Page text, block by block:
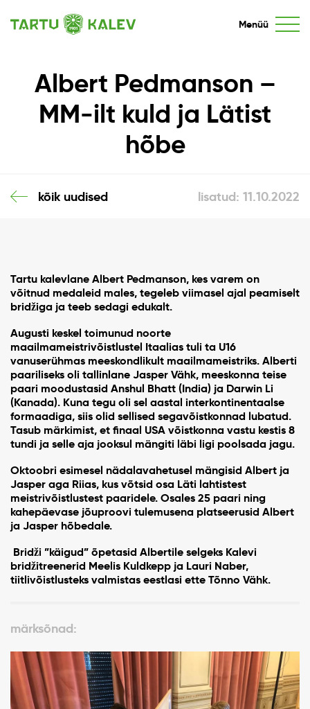
Menüü
Albert Pedmanson –
MM-ilt kuld ja Lätist
hõbe
kõik uudised lisatud: 11.10.2022
Tartu kalevlane Albert Pedmanson, kes varem on
võitnud medaleid males, tegeleb viimasel ajal peamiselt
bridžiga ja teeb sedagi edukalt.
Augusti keskel toimunud noorte
maailmameistrivõistlustel Itaalias tuli ta U16
vanuserühmas meeskondlikult maailmameistriks. Alberti
paariliseks oli tallinlane Jasper Vähk, meeskonna teise
paari moodustasid Anshul Bhatt (India) ja Darwin Li
(Kanada). Kuna tegu oli sel aastal interkontinentaalse
formaadiga, siis olid sellised segavõistkonnad lubatud.
Tasub märkimist, et finaal USA võistkonna vastu kestis 8
tundi ja selle aja jooksul mängiti läbi ligi poolsada jagu.
Oktoobri esimesel nädalavahetusel mängisid Albert ja
Jasper aga Riias, kus võtsid osa Läti lahtistest
meistrivõistlustest paaridele. Osales 25 paari ning
kahepäevase jõuproovi tulemusena platseerusid Albert
ja Jasper hõbedale.
Bridži ”käigud” õpetasid Albertile selgeks Kalevi
bridžitreenerid Meelis Kuldkepp ja Lauri Naber,
tiitlivõistlusteks valmistas eestlasi ette Tõnno Vähk.
märksõnad: